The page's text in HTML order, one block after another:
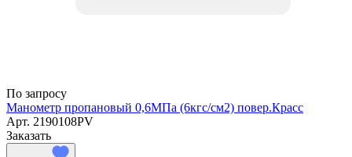
По запросу
Манометр пропановый 0,6МПа (6кгс/см2) повер.Красс
Арт. 2190108PV
Заказать